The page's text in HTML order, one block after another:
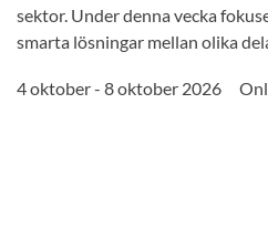
sektor. Under denna vecka
smarta lösningar mellan olika
4 oktober - 8 oktober 2026